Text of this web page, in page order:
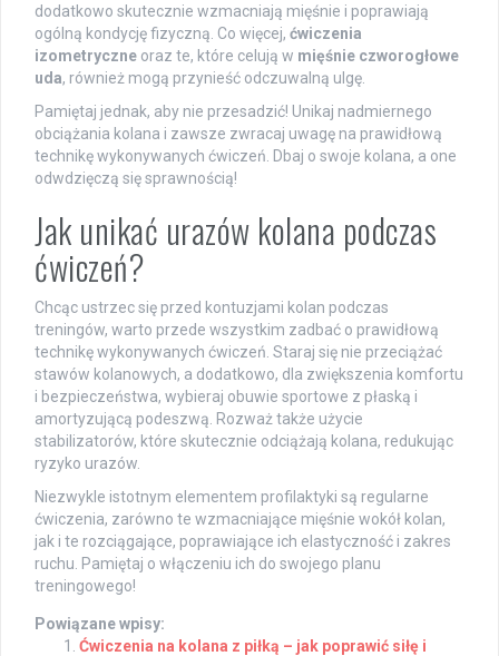
dodatkowo skutecznie wzmacniają mięśnie i poprawiają
ogólną kondycję fizyczną. Co więcej, ćwiczenia
izometryczne oraz te, które celują w mięśnie czworogłowe
uda, również mogą przynieść odczuwalną ulgę.
Pamiętaj jednak, aby nie przesadzić! Unikaj nadmiernego
obciążania kolana i zawsze zwracaj uwagę na prawidłową
technikę wykonywanych ćwiczeń. Dbaj o swoje kolana, a one
odwdzięczą się sprawnością!
Jak unikać urazów kolana podczas
ćwiczeń?
Chcąc ustrzec się przed kontuzjami kolan podczas
treningów, warto przede wszystkim zadbać o prawidłową
technikę wykonywanych ćwiczeń. Staraj się nie przeciążać
stawów kolanowych, a dodatkowo, dla zwiększenia komfortu
i bezpieczeństwa, wybieraj obuwie sportowe z płaską i
amortyzującą podeszwą. Rozważ także użycie
stabilizatorów, które skutecznie odciążają kolana, redukując
ryzyko urazów.
Niezwykle istotnym elementem profilaktyki są regularne
ćwiczenia, zarówno te wzmacniające mięśnie wokół kolan,
jak i te rozciągające, poprawiające ich elastyczność i zakres
ruchu. Pamiętaj o włączeniu ich do swojego planu
treningowego!
Powiązane wpisy:
Ćwiczenia na kolana z piłką – jak poprawić siłę i